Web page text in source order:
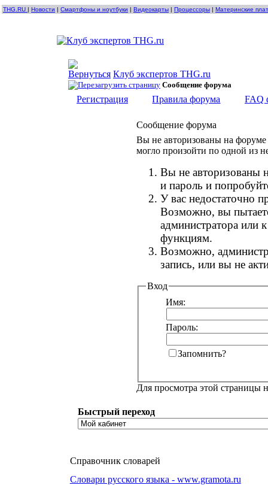
THG.RU | Новости | Смартфоны и ноутбуки | Видеокарты | Процессоры | Материнские
Клуб экспертов THG.ru
Сообщение форума
Регистрация Правила форума FAQ
Сообщение форума
Вы не авторизованы на форуме
могло произойти по одной из
Вы не авторизованы
и пароль и
У вас недостаточно
Возможно, вы
администратора или
функциям.
Возможно,
запись, или вы не
Вход
Имя:
Пароль:
Запомнить?
Для просмотра этой страницы
Быстрый переход
Справочник словарей
Словари русского языка - www.gramota.ru